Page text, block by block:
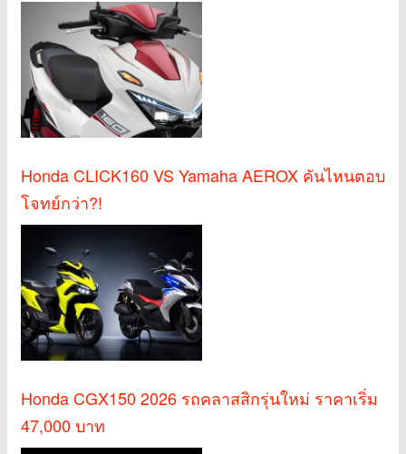
Honda CLICK160 VS Yamaha AEROX คันไหนตอบ
โจทย์กว่า?!
Honda CGX150 2026 รถคลาสสิกรุ่นใหม่ ราคาเริ่ม
47,000 บาท